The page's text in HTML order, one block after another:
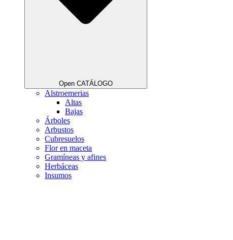
Open CATÁLOGO
Alstroemerias
Altas
Bajas
Árboles
Arbustos
Cubresuelos
Flor en maceta
Gramíneas y afines
Herbáceas
Insumos